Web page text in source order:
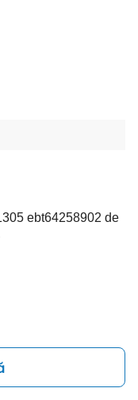
ebt64258902 de